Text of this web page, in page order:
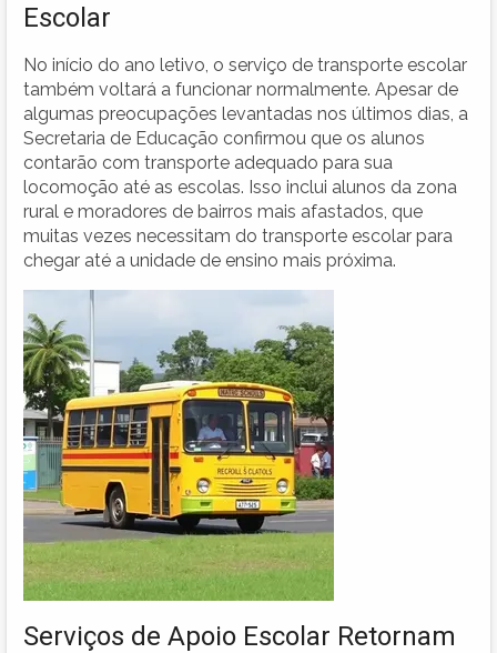
Escolar
No início do ano letivo, o serviço de transporte escolar
também voltará a funcionar normalmente. Apesar de
algumas preocupações levantadas nos últimos dias, a
Secretaria de Educação confirmou que os alunos
contarão com transporte adequado para sua
locomoção até as escolas. Isso inclui alunos da zona
rural e moradores de bairros mais afastados, que
muitas vezes necessitam do transporte escolar para
chegar até a unidade de ensino mais próxima.
Serviços de Apoio Escolar Retornam